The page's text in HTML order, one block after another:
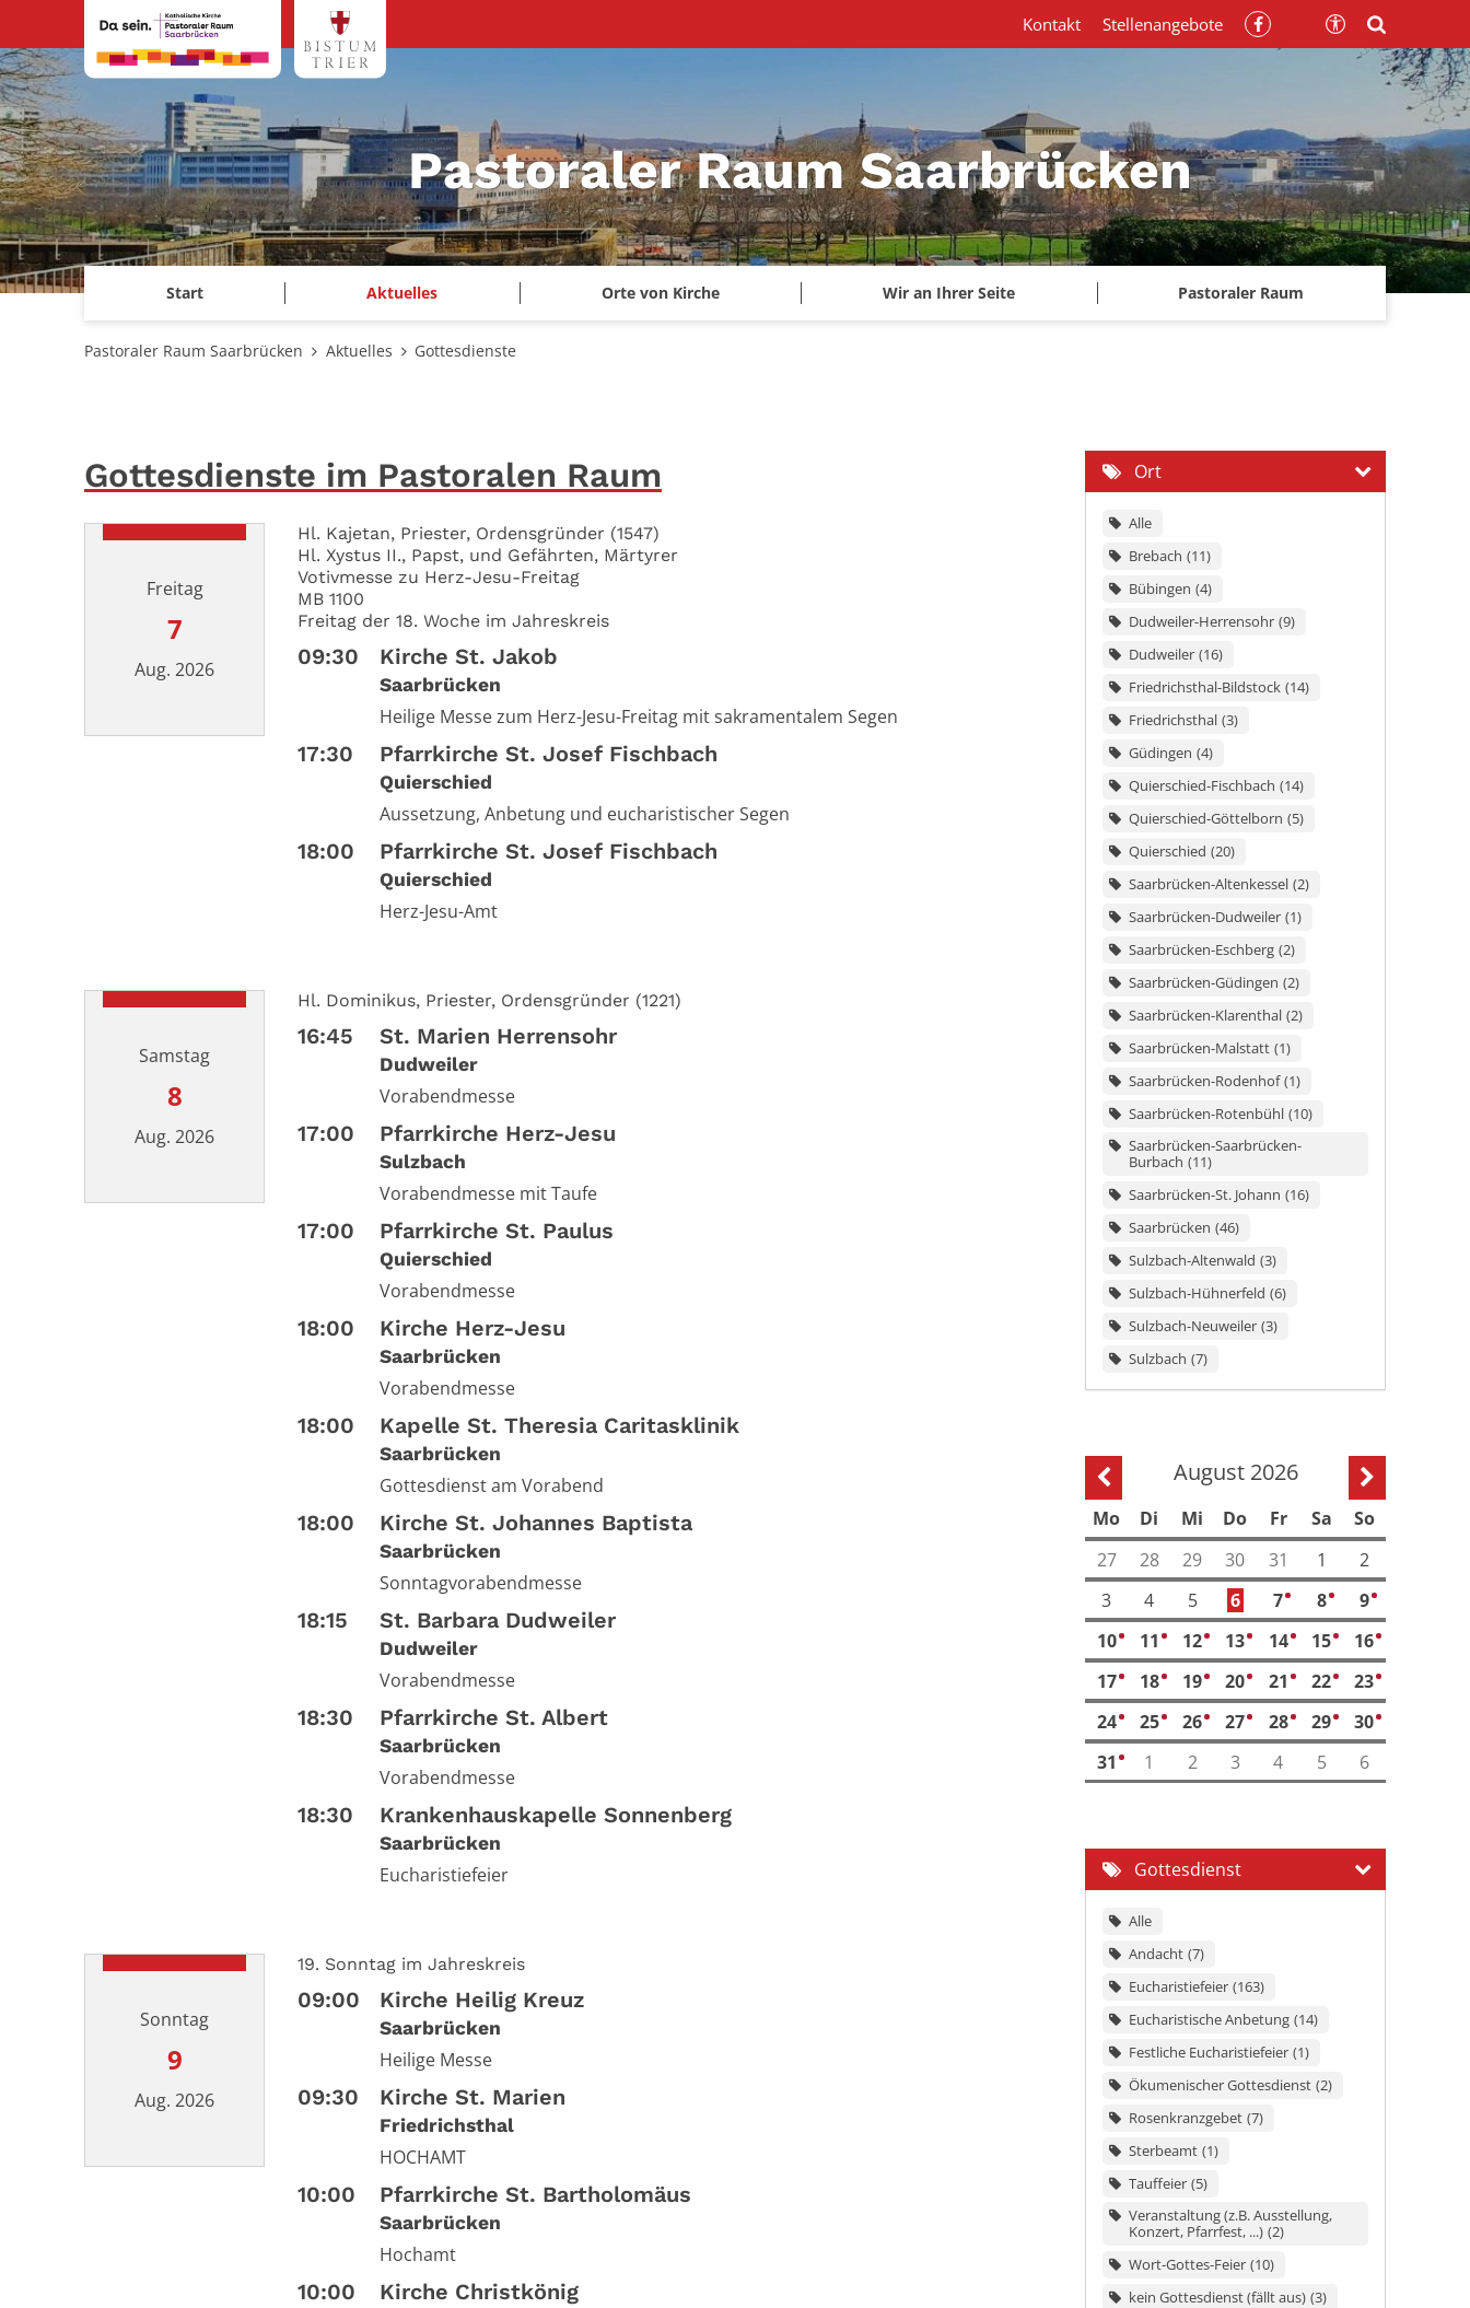
Zum Inhalt springen
Pastoraler Raum Saarbrücken
Start Aktuelles Orte von Kirche Wir an Ihrer Seite Pastoraler Raum
Kontakt Stellenangebote
Pastoraler Raum Saarbrücken Aktuelles Gottesdienste
Gottesdienste im Pastoralen Raum
Freitag
7
Aug. 2026
Hl. Kajetan, Priester, Ordensgründer (1547)
Hl. Xystus II., Papst, und Gefährten, Märtyrer
Votivmesse zu Herz-Jesu-Freitag
MB 1100
Freitag der 18. Woche im Jahreskreis
09:30 Kirche St. Jakob
Saarbrücken
Heilige Messe zum Herz-Jesu-Freitag mit sakramentalem Segen
17:30 Pfarrkirche St. Josef Fischbach
Quierschied
Aussetzung, Anbetung und eucharistischer Segen
18:00 Pfarrkirche St. Josef Fischbach
Quierschied
Herz-Jesu-Amt
Samstag
8
Aug. 2026
Hl. Dominikus, Priester, Ordensgründer (1221)
16:45 St. Marien Herrensohr
Dudweiler
Vorabendmesse
17:00 Pfarrkirche Herz-Jesu
Sulzbach
Vorabendmesse mit Taufe
17:00 Pfarrkirche St. Paulus
Quierschied
Vorabendmesse
18:00 Kirche Herz-Jesu
Saarbrücken
Vorabendmesse
18:00 Kapelle St. Theresia Caritasklinik
Saarbrücken
Gottesdienst am Vorabend
18:00 Kirche St. Johannes Baptista
Saarbrücken
Sonntagvorabendmesse
18:15 St. Barbara Dudweiler
Dudweiler
Vorabendmesse
18:30 Pfarrkirche St. Albert
Saarbrücken
Vorabendmesse
18:30 Krankenhauskapelle Sonnenberg
Saarbrücken
Eucharistiefeier
Sonntag
9
Aug. 2026
19. Sonntag im Jahreskreis
09:00 Kirche Heilig Kreuz
Saarbrücken
Heilige Messe
09:30 Kirche St. Marien
Friedrichsthal
HOCHAMT
10:00 Pfarrkirche St. Bartholomäus
Saarbrücken
Hochamt
10:00 Kirche Christkönig
Ort
Alle
Brebach 11
Bübingen 4
Dudweiler-Herrensohr 9
Dudweiler 16
Friedrichsthal-Bildstock 14
Friedrichsthal 3
Güdingen 4
Quierschied-Fischbach 14
Quierschied-Göttelborn 5
Quierschied 20
Saarbrücken-Altenkessel 2
Saarbrücken-Dudweiler 1
Saarbrücken-Eschberg 2
Saarbrücken-Güdingen 2
Saarbrücken-Klarenthal 2
Saarbrücken-Malstatt 1
Saarbrücken-Rodenhof 1
Saarbrücken-Rotenbühl 10
Saarbrücken-Saarbrücken-
Burbach 11
Saarbrücken-St. Johann 16
Saarbrücken 46
Sulzbach-Altenwald 3
Sulzbach-Hühnerfeld 6
Sulzbach-Neuweiler 3
Sulzbach 7
Vorherige Seite
August 2026 Nächste
Mo Di Mi Do Fr Sa
So
27
28 29 30 31 1
2
3
4 5 6 73 89 920
107 11 8 128 135 142 1521 1617
173 186 194 207 21 1 227 2316
243 255 266 277 282 297 3018
31 3 1 2 3 4 5 6
Gottesdienst
Alle
Andacht 7
Eucharistiefeier 163
Eucharistische Anbetung 14
Festliche Eucharistiefeier 1
Ökumenischer Gottesdienst 2
Rosenkranzgebet 7
Sterbeamt 1
Tauffeier 5
Veranstaltung (z.B. Ausstellung,
Konzert, Pfarrfest, ...) 2
Wort-Gottes-Feier 10
kein Gottesdienst (fällt aus) 3